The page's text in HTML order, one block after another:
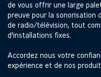
de vous offrir une large
preuve pour la sonorisation
de radio/télévision, tout
d'installations fixes.
Accordez nous votre
expérience et de nos